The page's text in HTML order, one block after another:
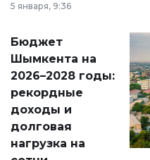
принести
народу
Венесуэлы.
5 января, 9:36
Бюджет
Шымкента на
2026–2028 годы:
рекордные
доходы и
долговая
нагрузка на